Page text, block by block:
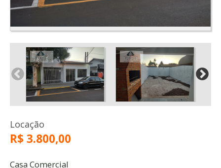
Locação
R$ 3.800,00
Casa Comercial